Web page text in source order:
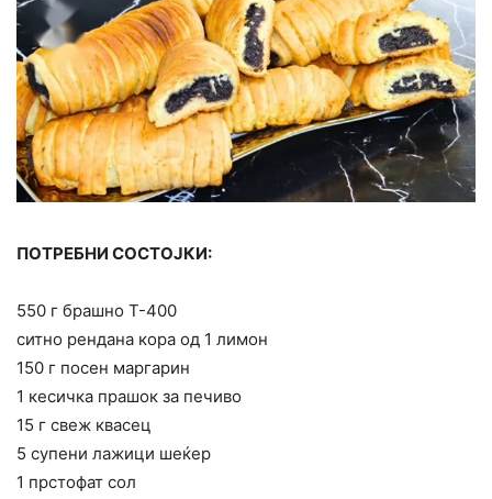
ПОТРЕБНИ СОСТОЈКИ:
550 г брашно Т-400
ситно рендана кора од 1 лимон
150 г посен маргарин
1 кесичка прашок за печиво
15 г свеж квасец
5 супени лажици шеќер
1 прстофат сол